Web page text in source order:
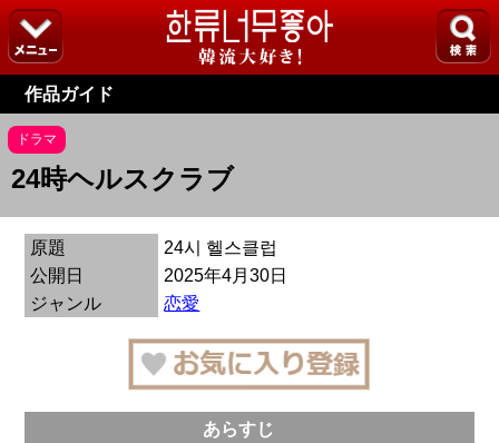
作品ガイド
ドラマ
24時ヘルスクラブ
原題
24시 헬스클럽
公開日
2025年4月30日
ジャンル
恋愛
あらすじ